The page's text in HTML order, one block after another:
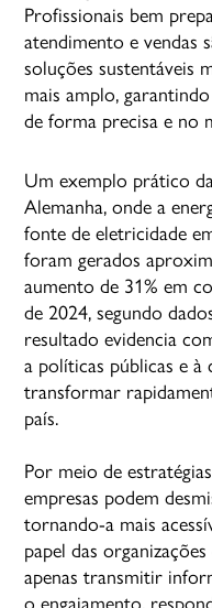
Profissionais bem
atendimento e vendas
soluções sustentáveis
mais amplo,
de forma precisa e no
Um exemplo prático
Alemanha, onde a
fonte de eletricidade
foram gerados
aumento de 31% em
de 2024, segundo
resultado evidencia
a políticas públicas e à
transformar
país.
Por meio de
empresas podem
tornando-a mais
papel das
apenas transmitir